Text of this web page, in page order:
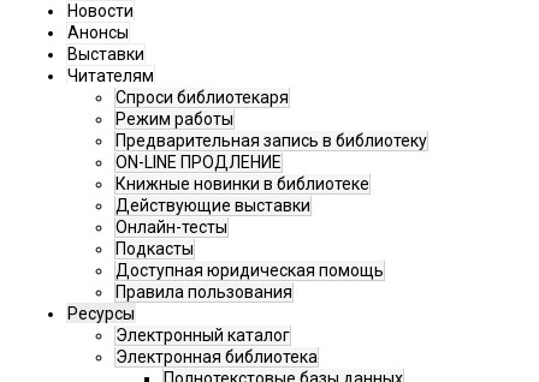
Новости
Анонсы
Выставки
Читателям
Спроси библиотекаря
Режим работы
Предварительная запись в библиотеку
ON-LINE ПРОДЛЕНИЕ
Книжные новинки в библиотеке
Действующие выставки
Онлайн-тесты
Подкасты
Доступная юридическая помощь
Правила пользования
Ресурсы
Электронный каталог
Электронная библиотека